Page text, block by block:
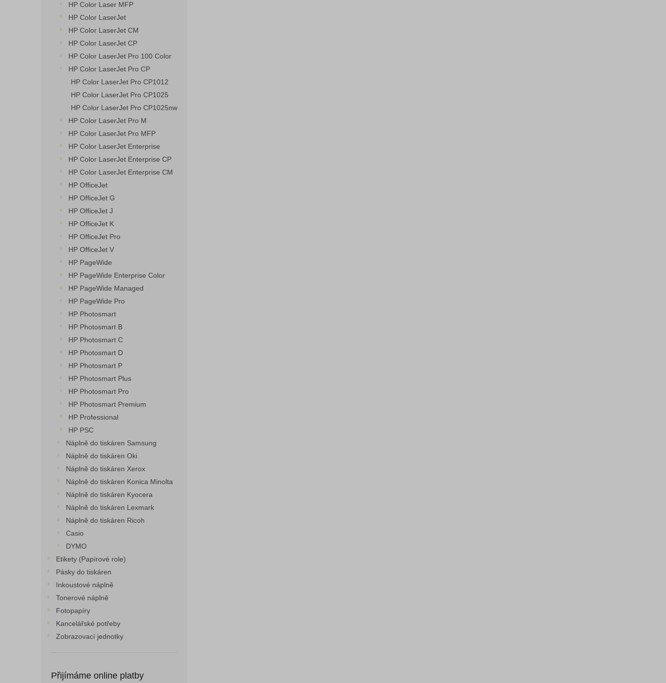
HP Color Laser MFP
HP Color LaserJet
HP Color LaserJet CM
HP Color LaserJet CP
HP Color LaserJet Pro 100 Color
HP Color LaserJet Pro CP
HP Color LaserJet Pro CP1012
HP Color LaserJet Pro CP1025
HP Color LaserJet Pro CP1025nw
HP Color LaserJet Pro M
HP Color LaserJet Pro MFP
HP Color LaserJet Enterprise
HP Color LaserJet Enterprise CP
HP Color LaserJet Enterprise CM
HP OfficeJet
HP OfficeJet G
HP OfficeJet J
HP OfficeJet K
HP OfficeJet Pro
HP OfficeJet V
HP PageWide
HP PageWide Enterprise Color
HP PageWide Managed
HP PageWide Pro
HP Photosmart
HP Photosmart B
HP Photosmart C
HP Photosmart D
HP Photosmart P
HP Photosmart Plus
HP Photosmart Pro
HP Photosmart Premium
HP Professional
HP PSC
Náplně do tiskáren Samsung
Náplně do tiskáren Oki
Náplně do tiskáren Xerox
Náplně do tiskáren Konica Minolta
Náplně do tiskáren Kyocera
Náplně do tiskáren Lexmark
Náplně do tiskáren Ricoh
Casio
DYMO
Etikety (Papírové role)
Pásky do tiskáren
Inkoustové náplně
Tonerové náplně
Fotopapíry
Kancelářské potřeby
Zobrazovací jednotky
Přijímáme online platby